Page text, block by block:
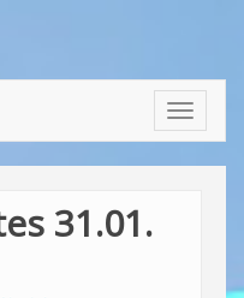
Toggle
31.01.